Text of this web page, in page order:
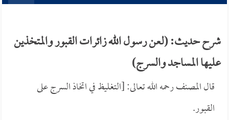
شرح حديث: (لعن رسول الله زائرات القبور والمتخذين
عليها المساجد والسرج)
قال المصنف رحمه الله تعالى: [التغليظ في اتخاذ السرج على
القبور.